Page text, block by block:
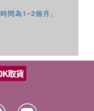
間為1~2個月。